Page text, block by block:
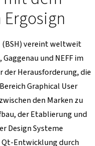
(BSH) vereint weltweit
und NEFF im
der Herausforderung, die
Graphical User
den Marken zu
der Etablierung und
Design Systeme
Qt-Entwicklung durch